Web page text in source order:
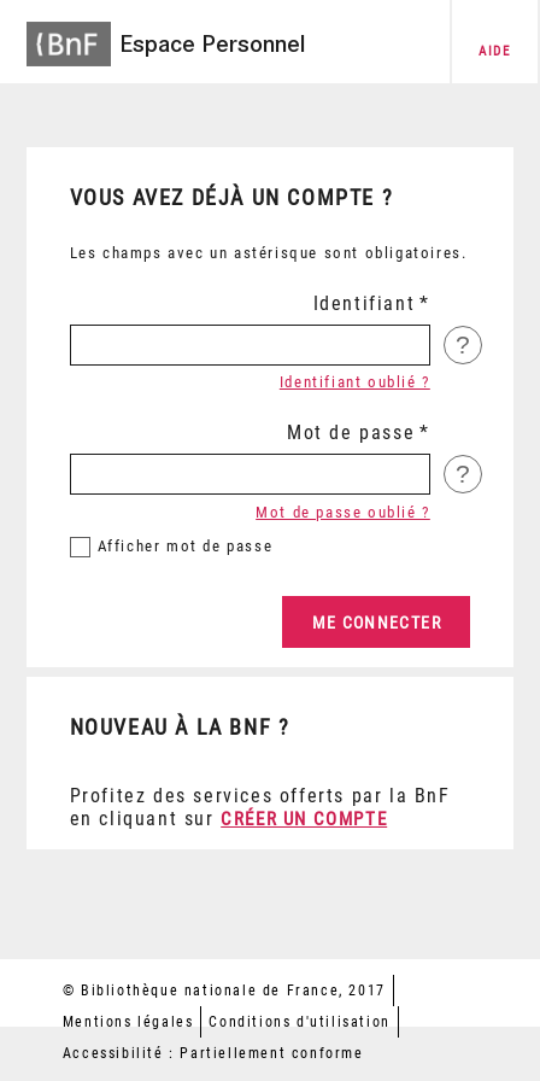
Espace Personnel AIDE
VOUS AVEZ DÉJÀ UN COMPTE ?
Les champs avec un astérisque sont obligatoires.
Identifiant
?
Identifiant oublié ?
Mot de passe
?
Afficher mot de passe
Mot de passe oublié ?
NOUVEAU À LA BNF ?
Profitez des services offerts par la BnF
en cliquant sur CRÉER UN COMPTE
© Bibliothèque nationale de France, 2017
Mentions légales
Conditions d'utilisation
Accessibilité : Partiellement conforme